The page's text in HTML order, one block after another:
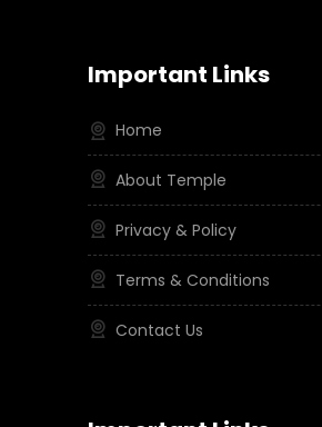
Important Links
Home
About Temple
Privacy & Policy
Terms & Conditions
Contact Us